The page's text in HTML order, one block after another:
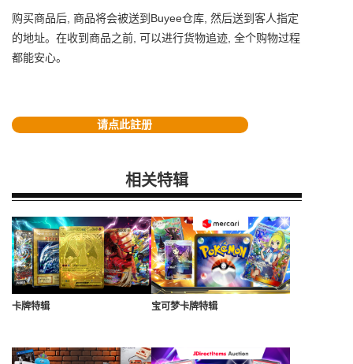
购买商品后, 商品将会被送到Buyee仓库, 然后送到客人指定
的地址。在收到商品之前, 可以进行货物追迹, 全个购物过程
都能安心。
请点此註册
相关特辑
卡牌特辑 宝可梦卡牌特辑